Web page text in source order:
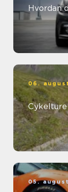
Hvordan
06.
05.